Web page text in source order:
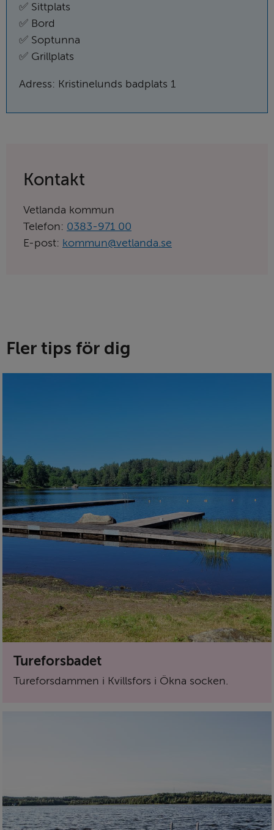
✅ Sittplats
✅ Bord
✅ Soptunna
✅ Grillplats
Adress: Kristinelunds badplats 1
Kontakt
Vetlanda kommun
Telefon: 0383-971 00
E-post: kommun@vetlanda.se
Fler tips för dig
Tureforsbadet
Tureforsdammen i Kvillsfors i Ökna socken.